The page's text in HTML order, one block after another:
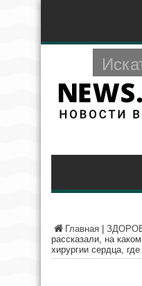
Главная
рассказали, на
хирургии сердца,